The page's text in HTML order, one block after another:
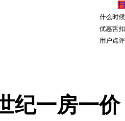
什么时
优惠哲扣
用户点评
纪一房一价